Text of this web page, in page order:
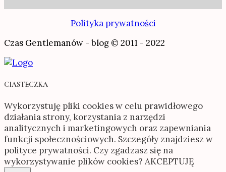
Polityka prywatności
Czas Gentlemanów - blog © 2011 - 2022
CIASTECZKA
Wykorzystuję pliki cookies w celu prawidłowego
działania strony, korzystania z narzędzi
analitycznych i marketingowych oraz zapewniania
funkcji społecznościowych. Szczegóły znajdziesz w
polityce prywatności. Czy zgadzasz się na
wykorzystywanie plików cookies? AKCEPTUJĘ